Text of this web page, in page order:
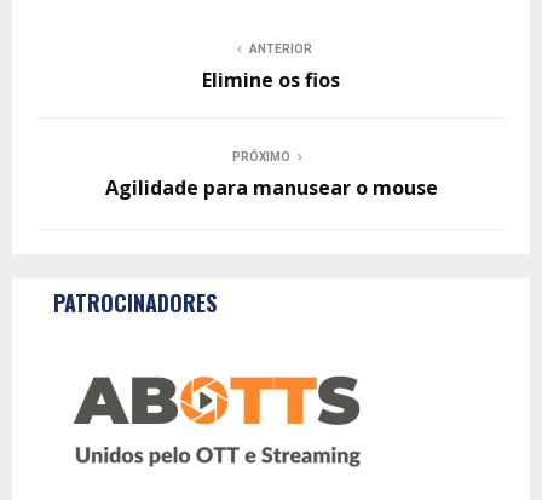
ANTERIOR
Elimine os fios
PRÓXIMO
Agilidade para manusear o mouse
PATROCINADORES